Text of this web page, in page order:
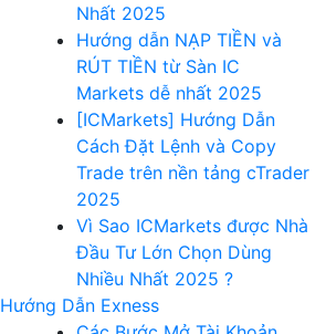
Nhất 2025
Hướng dẫn NẠP TIỀN và
RÚT TIỀN từ Sàn IC
Markets dễ nhất 2025
[ICMarkets] Hướng Dẫn
Cách Đặt Lệnh và Copy
Trade trên nền tảng cTrader
2025
Vì Sao ICMarkets được Nhà
Đầu Tư Lớn Chọn Dùng
Nhiều Nhất 2025 ?
Hướng Dẫn Exness